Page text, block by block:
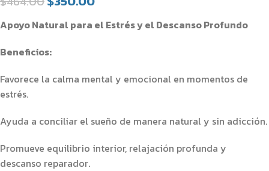
Apoyo Natural para el Estrés y el Descanso Profundo
Beneficios:
Favorece la calma mental y emocional en momentos de
estrés.
Ayuda a conciliar el sueño de manera natural y sin adicción.
Promueve equilibrio interior, relajación profunda y
descanso reparador.